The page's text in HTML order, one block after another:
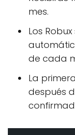
mes.
Los
de cada
La
después